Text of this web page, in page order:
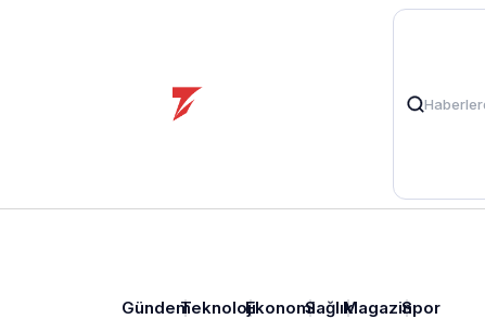
GündemTeknolojiEkonomiSağlıkMagazinSpor